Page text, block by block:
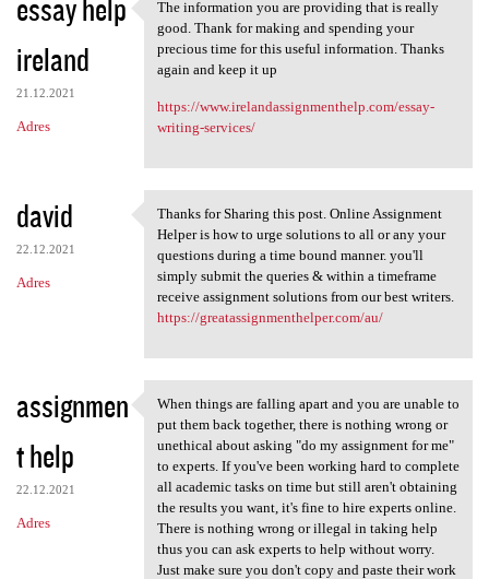
essay help
ireland
21.12.2021
Adres
The information you are
The information you are providing that is really
good. Thank for making and spending your
precious time for this useful information. Thanks
again and keep it up
https://www.irelandassignmenthelp.com/essay-
writing-services/
david
22.12.2021
Adres
Thanks for Sharing this post.
Thanks for Sharing this post. Online Assignment
Helper is how to urge solutions to all or any your
questions during a time bound manner. you'll
simply submit the queries & within a timeframe
receive assignment solutions from our best writers.
https://greatassignmenthelper.com/au/
assignmen
t help
22.12.2021
Adres
When things are falling apart
When things are falling apart and you are unable to
put them back together, there is nothing wrong or
unethical about asking "do my assignment for me"
to experts. If you've been working hard to complete
all academic tasks on time but still aren't obtaining
the results you want, it's fine to hire experts online.
There is nothing wrong or illegal in taking help
thus you can ask experts to help without worry.
Just make sure you don't copy and paste their work